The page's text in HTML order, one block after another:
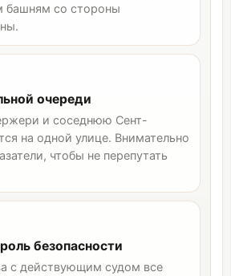
башням со стороны
очереди
и соседнюю Сент-
на одной улице. Внимательно
чтобы не перепутать
безопасности
с действующим судом все